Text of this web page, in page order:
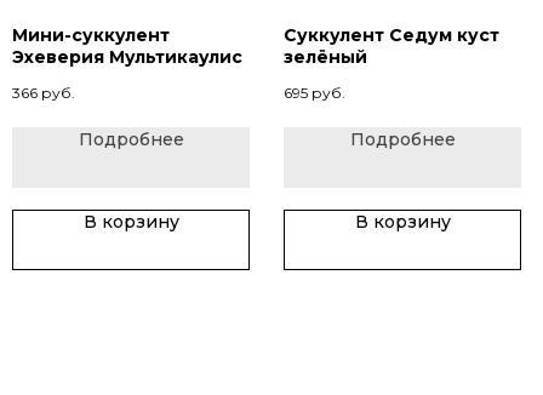
Мини-суккулент
Эхеверия Мультикаулис
366 руб.
Подробнее
В корзину
Суккулент Седум куст
зелёный
695 руб.
Подробнее
В корзину